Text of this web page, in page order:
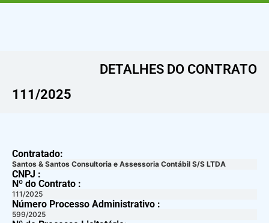
DETALHES DO CONTRATO​
111/2025
Contratado:
Santos & Santos Consultoria e Assessoria Contábil S/S LTDA
CNPJ :
Nº do Contrato :
111/2025
Número Processo Administrativo :
599/2025